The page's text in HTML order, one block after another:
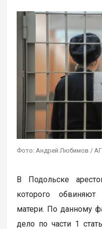
Фото: Андрей Любимов /
В Подольске
которого
матери. По данному
дело по части 1